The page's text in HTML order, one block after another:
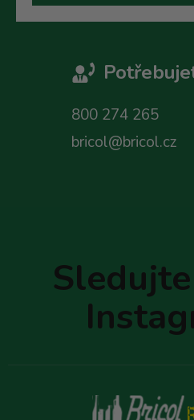
800 274 265
bricol@bricol.cz